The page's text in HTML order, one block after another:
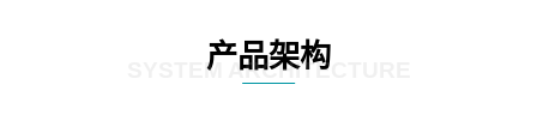
产品架构
SYSTEM ARCHITECTURE